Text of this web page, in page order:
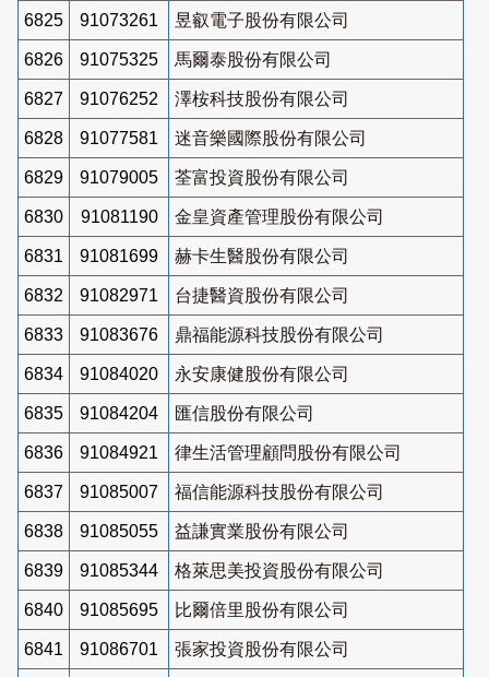
6825 91073261 昱叡電子股份有限公司
6826 91075325 馬爾泰股份有限公司
6827 91076252 澤桉科技股份有限公司
6828 91077581 迷音樂國際股份有限公司
6829 91079005 荃富投資股份有限公司
6830 91081190 金皇資產管理股份有限公司
6831 91081699 赫卡生醫股份有限公司
6832 91082971 台捷醫資股份有限公司
6833 91083676 鼎福能源科技股份有限公司
6834 91084020 永安康健股份有限公司
6835 91084204 匯信股份有限公司
6836 91084921 律生活管理顧問股份有限公司
6837 91085007 福信能源科技股份有限公司
6838 91085055 益謙實業股份有限公司
6839 91085344 格萊思美投資股份有限公司
6840 91085695 比爾倍里股份有限公司
6841 91086701 張家投資股份有限公司